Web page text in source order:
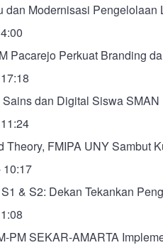
Modernisasi
Pacarejo Perkuat Branding
dan Digital Siswa
Theory, FMIPA UNY Sambut
10:17
& S2: Dekan Tekankan
PM SEKAR-AMARTA